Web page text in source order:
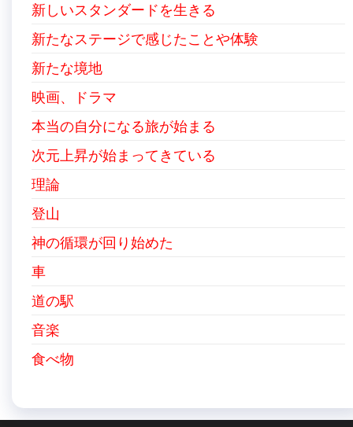
新しいスタンダードを生きる
新たなステージで感じたことや体験
新たな境地
映画、ドラマ
本当の自分になる旅が始まる
次元上昇が始まってきている
理論
登山
神の循環が回り始めた
車
道の駅
音楽
食べ物